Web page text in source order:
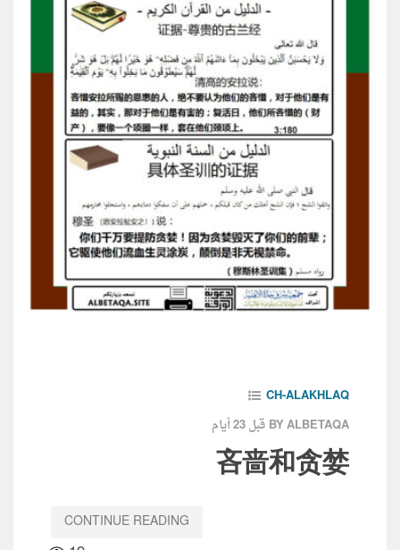
CH-ALAKHLAQ
قبل 23 أيام BY ALBETAQA
吝啬和贪婪
CONTINUE READING